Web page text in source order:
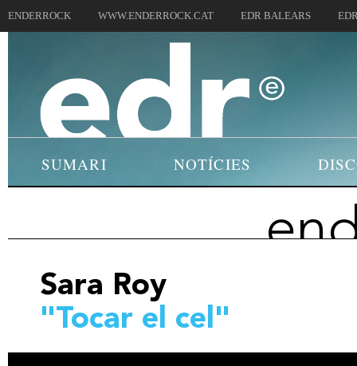
ENDERROCK WWW.ENDERROCK.CAT EDR BALEARS
SUMARI NOTÍCIES
Sara Roy
"Tocar el cel"